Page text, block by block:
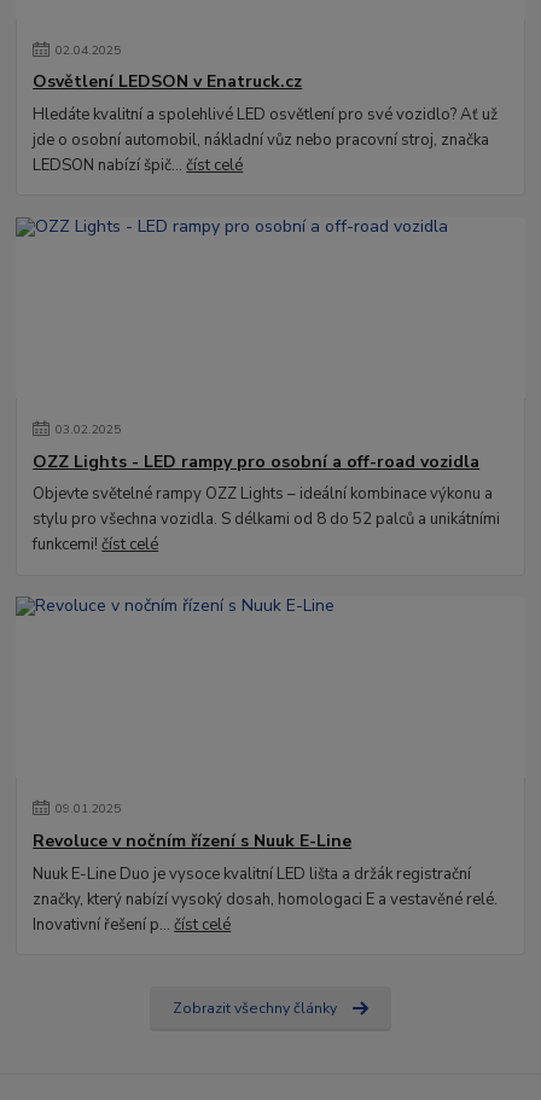
02.04.2025
Osvětlení LEDSON v Enatruck.cz
Hledáte kvalitní a spolehlivé LED osvětlení pro své vozidlo? Ať už
jde o osobní automobil, nákladní vůz nebo pracovní stroj, značka
LEDSON nabízí špič...číst celé
03.02.2025
OZZ Lights - LED rampy pro osobní a off-road vozidla
Objevte světelné rampy OZZ Lights – ideální kombinace výkonu a
stylu pro všechna vozidla. S délkami od 8 do 52 palců a unikátními
funkcemi!číst celé
09.01.2025
Revoluce v nočním řízení s Nuuk E-Line
Nuuk E-Line Duo je vysoce kvalitní LED lišta a držák registrační
značky, který nabízí vysoký dosah, homologaci E a vestavěné relé.
Inovativní řešení p...číst celé
Zobrazit všechny články